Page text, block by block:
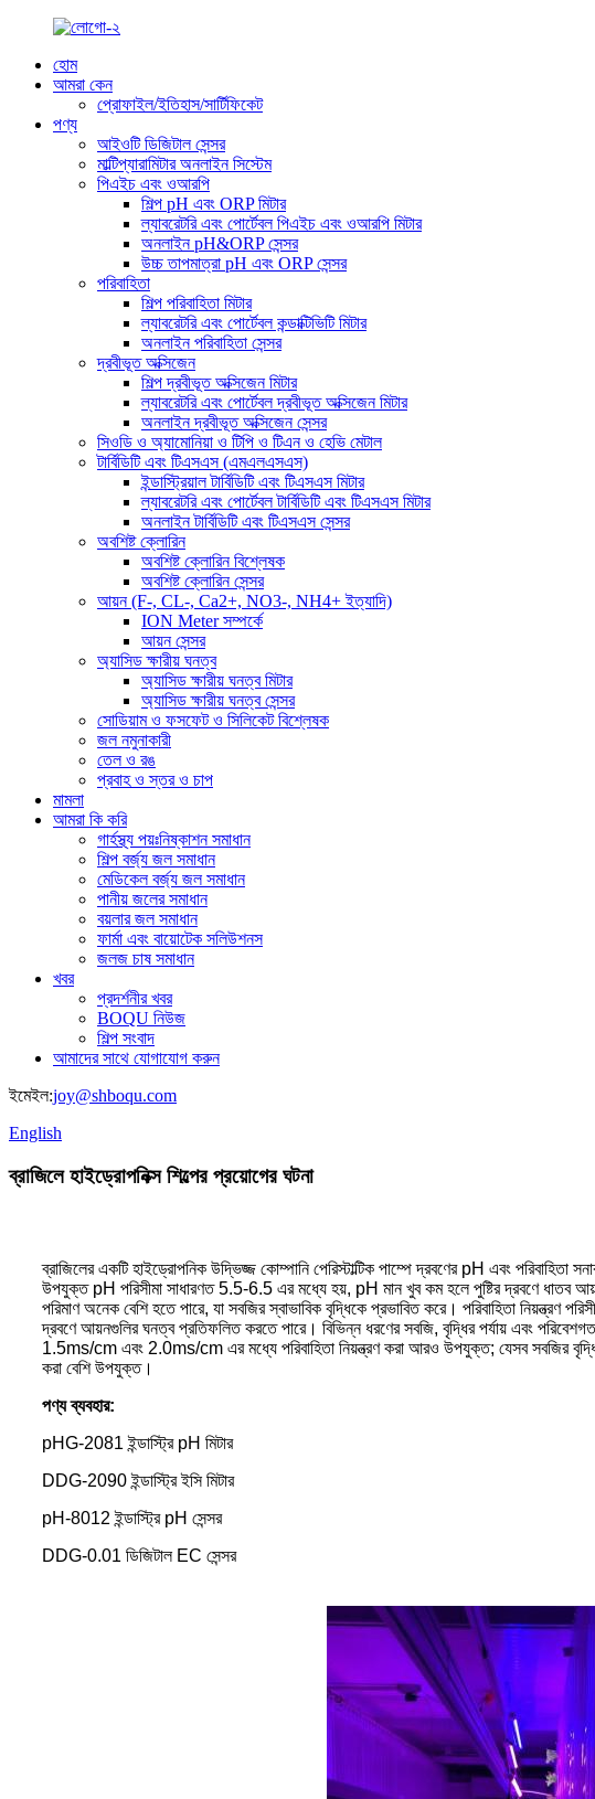
হোম
আমরা কেন
প্রোফাইল/ইতিহাস/সার্টিফিকেট
পণ্য
আইওটি ডিজিটাল সেন্সর
মাল্টিপ্যারামিটার অনলাইন সিস্টেম
পিএইচ এবং ওআরপি
শিল্প pH এবং ORP মিটার
ল্যাবরেটরি এবং পোর্টেবল পিএইচ এবং ওআরপি মিটার
অনলাইন pH&ORP সেন্সর
উচ্চ তাপমাত্রা pH এবং ORP সেন্সর
পরিবাহিতা
শিল্প পরিবাহিতা মিটার
ল্যাবরেটরি এবং পোর্টেবল কন্ডাক্টিভিটি মিটার
অনলাইন পরিবাহিতা সেন্সর
দ্রবীভূত অক্সিজেন
শিল্প দ্রবীভূত অক্সিজেন মিটার
ল্যাবরেটরি এবং পোর্টেবল দ্রবীভূত অক্সিজেন মিটার
অনলাইন দ্রবীভূত অক্সিজেন সেন্সর
সিওডি ও অ্যামোনিয়া ও টিপি ও টিএন ও হেভি মেটাল
টার্বিডিটি এবং টিএসএস (এমএলএসএস)
ইন্ডাস্ট্রিয়াল টার্বিডিটি এবং টিএসএস মিটার
ল্যাবরেটরি এবং পোর্টেবল টার্বিডিটি এবং টিএসএস মিটার
অনলাইন টার্বিডিটি এবং টিএসএস সেন্সর
অবশিষ্ট ক্লোরিন
অবশিষ্ট ক্লোরিন বিশ্লেষক
অবশিষ্ট ক্লোরিন সেন্সর
আয়ন (F-, CL-, Ca2+, NO3-, NH4+ ইত্যাদি)
ION Meter সম্পর্কে
আয়ন সেন্সর
অ্যাসিড ক্ষারীয় ঘনত্ব
অ্যাসিড ক্ষারীয় ঘনত্ব মিটার
অ্যাসিড ক্ষারীয় ঘনত্ব সেন্সর
সোডিয়াম ও ফসফেট ও সিলিকেট বিশ্লেষক
জল নমুনাকারী
তেল ও রঙ
প্রবাহ ও স্তর ও চাপ
মামলা
আমরা কি করি
গার্হস্থ্য পয়ঃনিষ্কাশন সমাধান
শিল্প বর্জ্য জল সমাধান
মেডিকেল বর্জ্য জল সমাধান
পানীয় জলের সমাধান
বয়লার জল সমাধান
ফার্মা এবং বায়োটেক সলিউশনস
জলজ চাষ সমাধান
খবর
প্রদর্শনীর খবর
BOQU নিউজ
শিল্প সংবাদ
আমাদের সাথে যোগাযোগ করুন
ইমেইল:joy@shboqu.com
English
ব্রাজিলে হাইড্রোপনিক্স শিল্পের প্রয়োগের ঘটনা
ব্রাজিলের একটি হাইড্রোপনিক উদ্ভিজ্জ কোম্পানি পেরিস্টাল্টিক পাম্পে দ্রবণের pH এবং
উপযুক্ত pH পরিসীমা সাধারণত 5.5-6.5 এর মধ্যে হয়, pH মান খুব কম হলে পুষ্টির দ্রবণে ধাতব
পরিমাণ অনেক বেশি হতে পারে, যা সবজির স্বাভাবিক বৃদ্ধিকে প্রভাবিত করে। পরিবাহিতা
দ্রবণে আয়নগুলির ঘনত্ব প্রতিফলিত করতে পারে। বিভিন্ন ধরণের সবজি, বৃদ্ধির পর্যায় এবং পরিবেশগত
1.5ms/cm এবং 2.0ms/cm এর মধ্যে পরিবাহিতা নিয়ন্ত্রণ করা আরও উপযুক্ত; যেসব সবজির বৃদ্ধির
করা বেশি উপযুক্ত।
পণ্য ব্যবহার:
pHG-2081 ইন্ডাস্ট্রি pH মিটার
DDG-2090 ইন্ডাস্ট্রি ইসি মিটার
pH-8012 ইন্ডাস্ট্রি pH সেন্সর
DDG-0.01 ডিজিটাল EC সেন্সর